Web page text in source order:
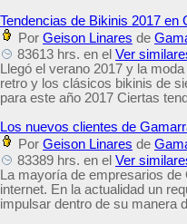
Tendencias de Bikinis 2017 en
Por Geison Linares de
83613 hrs. en el Ver
Llegó el verano 2017 y la
retro y los clásicos bikinis de
para este año 2017 Ciertas
Los nuevos clientes de
Por Geison Linares de
83389 hrs. en el Ver
La mayoría de empresarios
internet. En la actualidad un
impulsar dentro de su manera